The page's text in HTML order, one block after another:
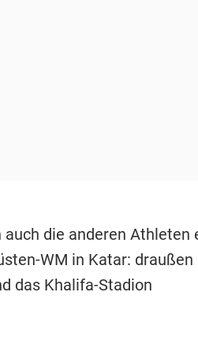
die anderen Athleten
WM in Katar: draußen
das Khalifa-Stadion